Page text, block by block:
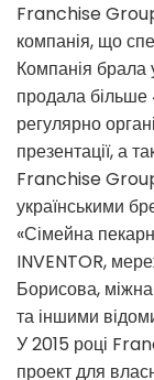
Franchise
компанія, що
Компанія брала
продала більше
регулярно
презентації, а
Franchise
українськими
«Сімейна
INVENTOR,
Борисова,
та іншими
У 2015 році
проект для